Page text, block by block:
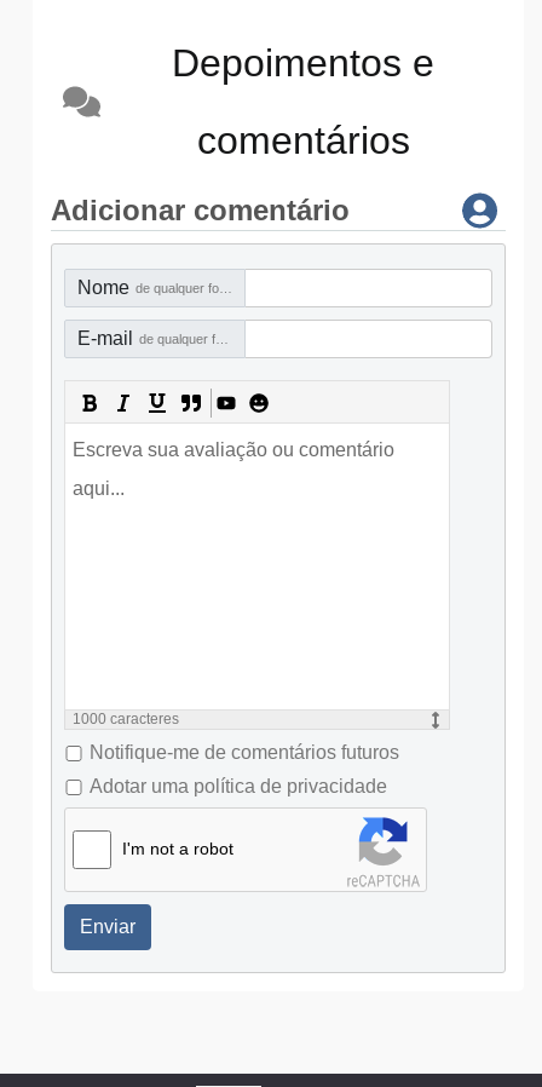
Depoimentos e
comentários
Adicionar comentário
Nome
E-mail
1000 caracteres
Notifique-me de comentários futuros
Adotar uma política de privacidade
I'm not a robot
Enviar